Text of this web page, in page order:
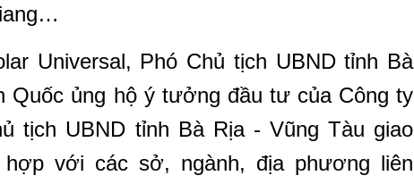
Universal, Phó Chủ tịch UBND tỉnh Bà
Quốc ủng hộ ý tưởng đầu tư của Công ty
tịch UBND tỉnh Bà Rịa - Vũng Tàu giao
với các sở, ngành, địa phương liên